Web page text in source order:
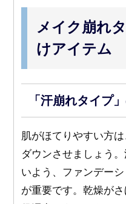
メイク崩れ
けアイテム
「汗崩れタイプ
肌がほてりやすい方
ダウンさせましょう
いよう、ファンデー
が重要です。乾燥が